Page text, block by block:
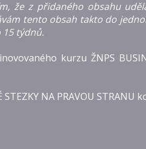
že z přidaného obsahu
tento obsah takto do
týdnů.
kurzu ŽNPS
NA PRAVOU STRANU